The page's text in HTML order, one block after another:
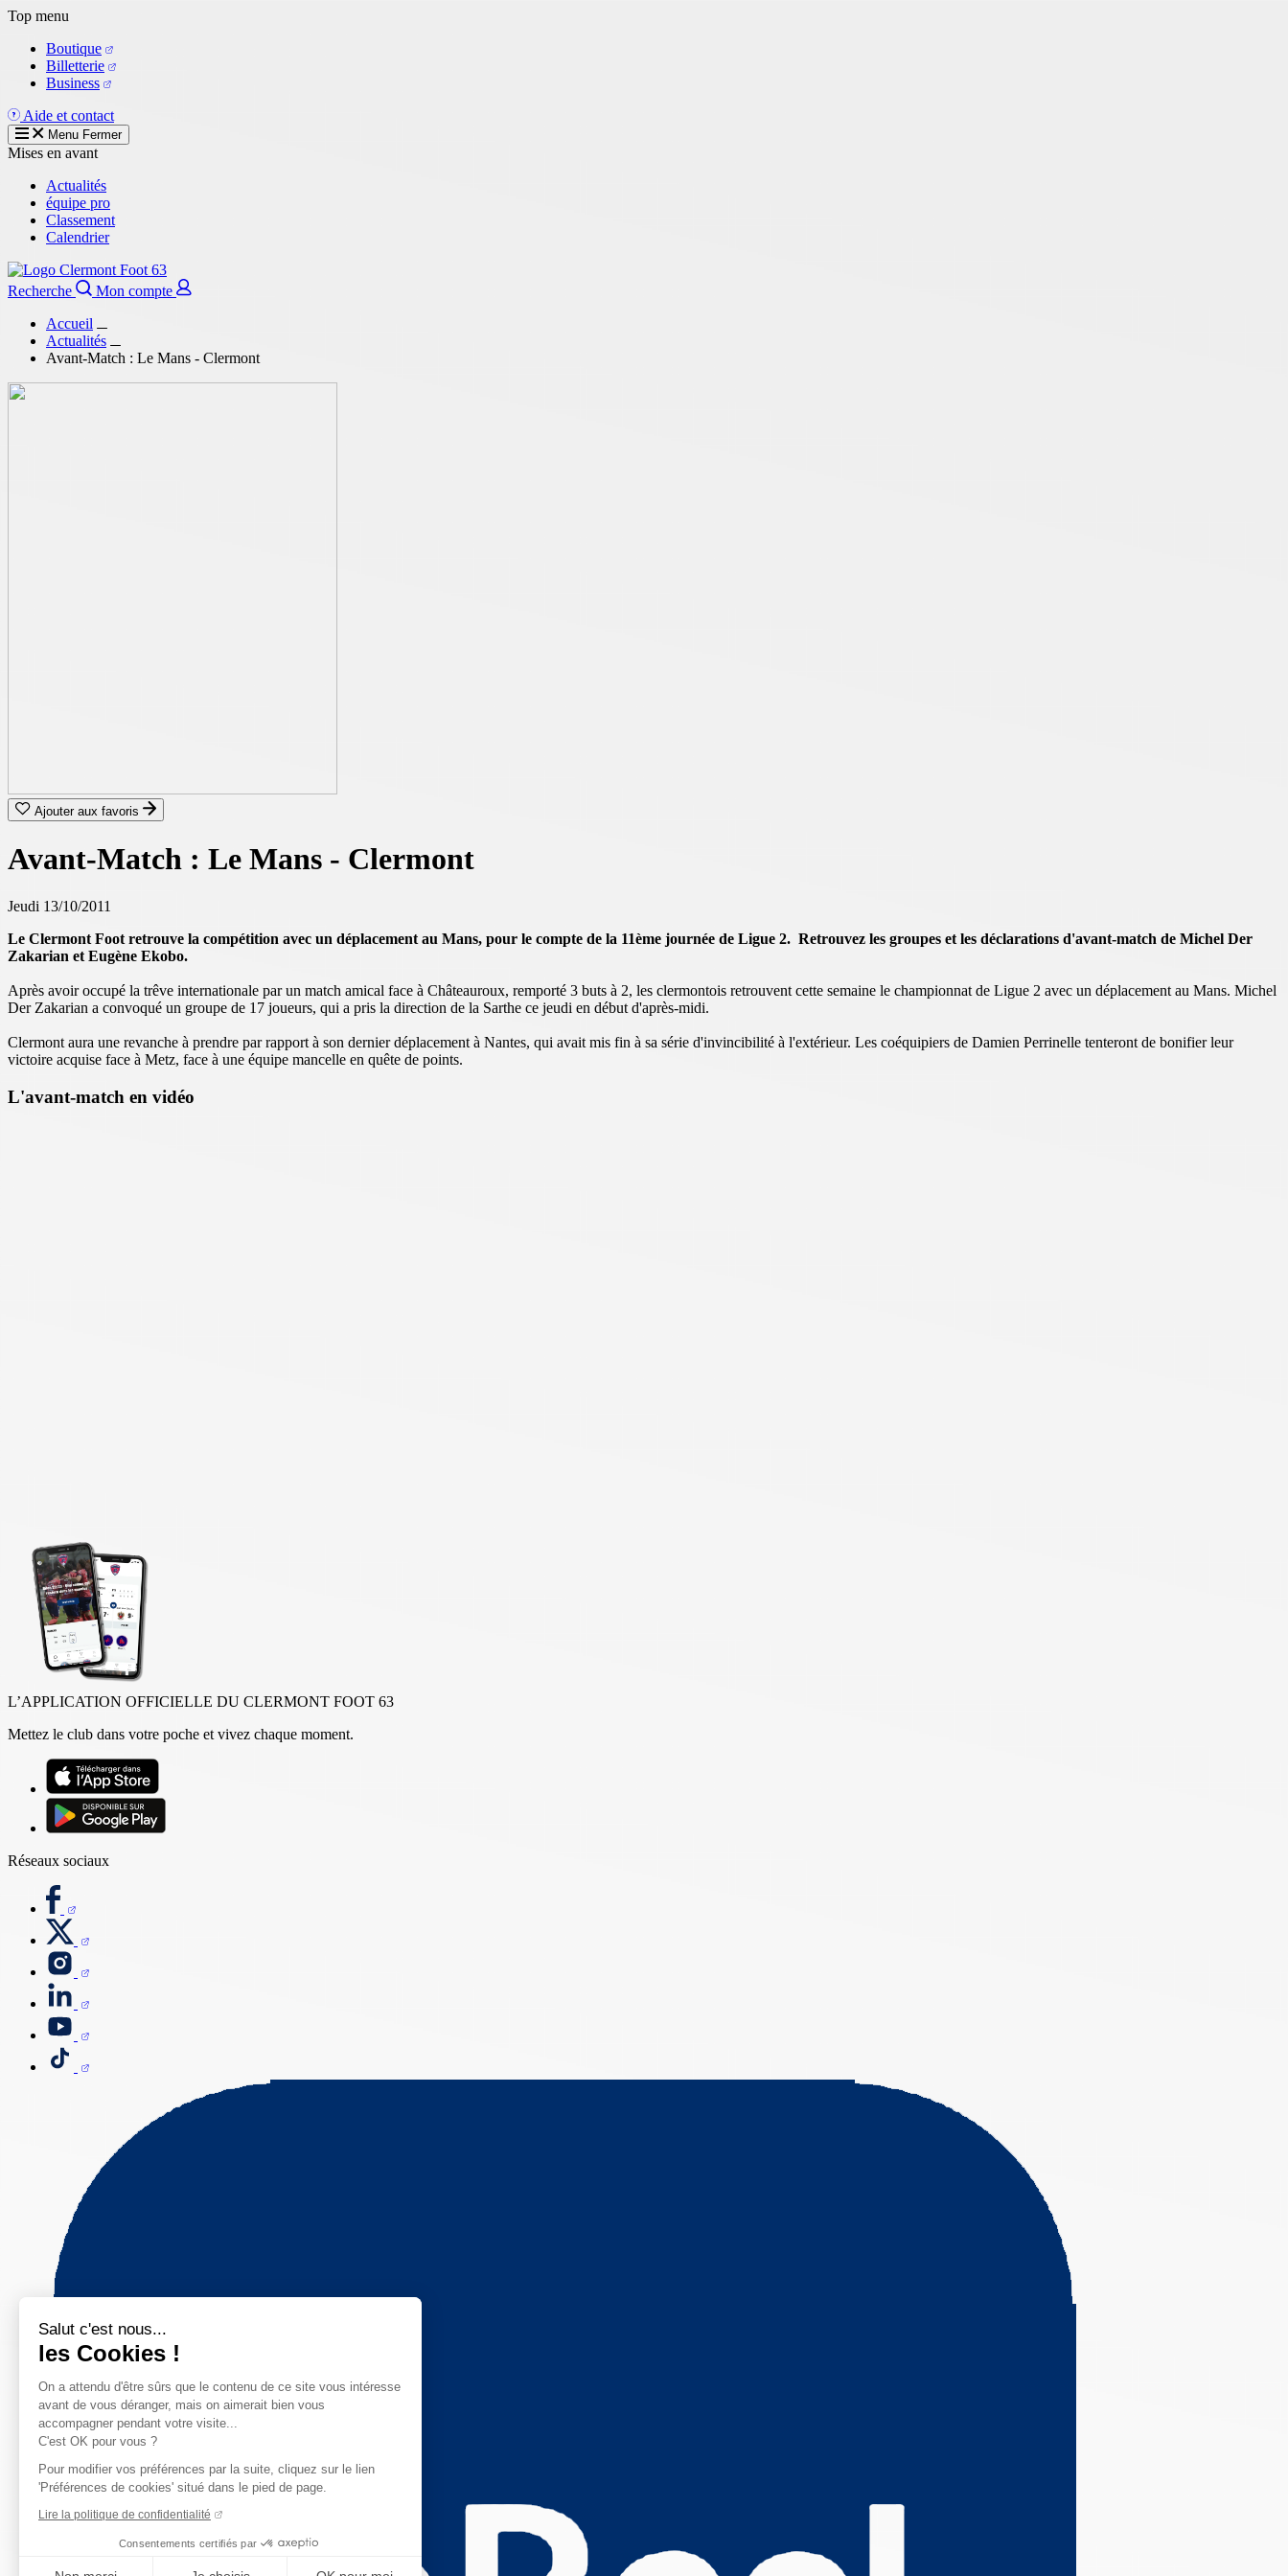
Salut c'est nous...
les Cookies !
On a attendu d'être sûrs que le contenu de ce site vous intéresse
avant de vous déranger, mais on aimerait bien vous
accompagner pendant votre visite...
C'est OK pour vous ?
Pour modifier vos préférences par la suite, cliquez sur le lien
'Préférences de cookies' situé dans le pied de page.
Lire la politique de confidentialité
Consentements certifiés par
Aller
contenu
principal
Top menu
Boutique
Billetterie
Business
Aide et contact
Menu Fermer
Mises en avant
Actualités
équipe pro
Classement
Calendrier
Recherche
Mon compte
Accueil
Actualités
Avant-Match : Le Mans - Clermont
Ajouter aux favoris
Avant-Match : Le Mans - Clermont
Jeudi 13/10/2011
Le Clermont Foot retrouve la compétition avec un déplacement au Mans, pour le compte de la 11ème journée de Ligue 2. Retrouvez les groupes et les déclarations d'avant-match de Michel Der
Zakarian et Eugène Ekobo.
Après avoir occupé la trêve internationale par un match amical face à Châteauroux, remporté 3 buts à 2, les clermontois retrouvent cette semaine le championnat de Ligue 2 avec un déplacement au Mans. Michel
Der Zakarian a convoqué un groupe de 17 joueurs, qui a pris la direction de la Sarthe ce jeudi en début d'après-midi.
Clermont aura une revanche à prendre par rapport à son dernier déplacement à Nantes, qui avait mis fin à sa série d'invincibilité à l'extérieur. Les coéquipiers de Damien Perrinelle tenteront de bonifier leur
victoire acquise face à Metz, face à une équipe mancelle en quête de points.
L'avant-match en vidéo
L’APPLICATION OFFICIELLE DU CLERMONT FOOT 63
Mettez le club dans votre poche et vivez chaque moment.
Réseaux sociaux